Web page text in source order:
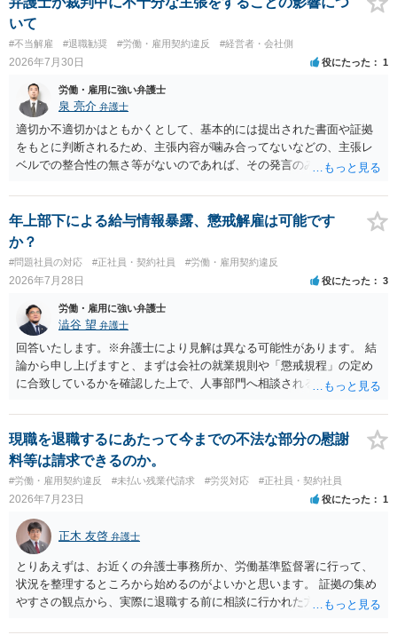
ト側に損害賠償が発生する建付けになっていることはあります。ただ
し、事務所側が一方的に解除したのにタレントへ違約金を課す設計
は、合理性や対価性を欠くとして争いやすいです。逆に、タレント側
の重大な契約違反がある場合は、実損害の範囲で請求される可能性は
あります。
いて
#不当解雇 #退職勧奨 #労働・雇用契約違反 #経営者・会社側
2026年7月30日 役にたった 1
労働・雇用に強い弁護士
泉 亮介 弁護士
適切か不適切かはともかくとして、基本的には提出された書面や証拠
をもとに判断されるため、主張内容が噛み合ってないなどの、主張レ
ベルでの整合性の無さ等がないのであれば、その発言のみで大きく不
年上部下による給与情報暴露、懲戒解雇は可能です
か？
#問題社員の対応 #正社員・契約社員 #労働・雇用契約違反
2026年7月28日 役にたった 3
労働・雇用に強い弁護士
澁谷 望 弁護士
回答いたします。※弁護士により見解は異なる可能性があります。 結
論から申し上げますと、まずは会社の就業規則や「懲戒規程」の定め
に合致しているかを確認した上で、人事部門へ相談されることが最優
ものの、重い懲戒処分の対象には十分なり得ます。 名誉や評価の回復
については、会社側に「部下の不正行為による情報漏洩」と正式に認
定させ、誤認した他部署への適切なフォローや周知を求めるのが有効
です。 あるいは、懲戒があったことを社内で周知される手続があるの
ならば、それにより軽微ながら回復はできるかもしれません。 さらに
個人としても、相手に対してプライバシー侵害等に基づく損害賠償
（慰謝料）を請求する選択肢がありえます（ただし、金額は多額にな
らない可能性があります。）。
現職を退職するにあたって今までの不法な部分の慰謝
料等は請求できるのか。
#労働・雇用契約違反 #未払い残業代請求 #労災対応 #正社員・契約社員
2026年7月23日 役にたった 1
正木 友啓 弁護士
とりあえずは、お近くの弁護士事務所か、労働基準監督署に行って、
状況を整理するところから始めるのがよいかと思います。 証拠の集め
やすさの観点から、実際に退職する前に相談に行かれた方がよいかと